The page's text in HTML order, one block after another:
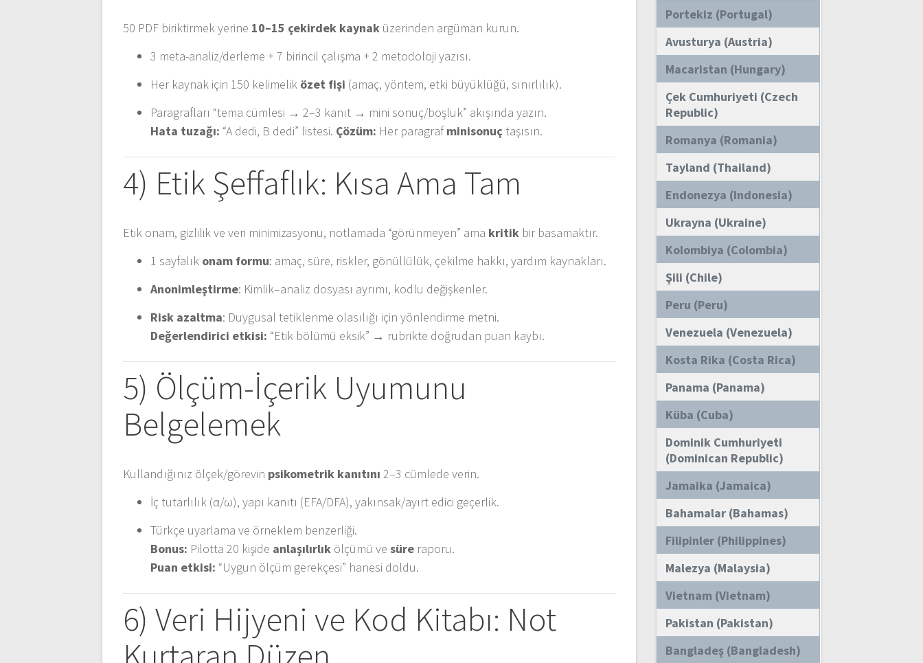
50 PDF biriktirmek yerine 10–15 çekirdek kaynak üzerinden argüman kurun.
3 meta-analiz/derleme + 7 birincil çalışma + 2 metodoloji yazısı.
Her kaynak için 150 kelimelik özet fişi (amaç, yöntem, etki büyüklüğü, sınırlılık).
Paragrafları “tema cümlesi → 2–3 kanıt → mini sonuç/boşluk” akışında yazın.
Hata tuzağı: “A dedi, B dedi” listesi. Çözüm: Her paragrafminisonuçtaşısın.
4) Etik Şeffaflık: Kısa Ama Tam
Etik onam, gizlilik ve veri minimizasyonu, notlamada “görünmeyen” ama kritik bir basamaktır.
1 sayfalık onam formu: amaç, süre, riskler, gönüllülük, çekilme hakkı, yardım kaynakları.
Anonimleştirme: Kimlik–analiz dosyası ayrımı, kodlu değişkenler.
Risk azaltma: Duygusal tetiklenme olasılığı için yönlendirme metni.
Değerlendirici etkisi: “Etik bölümü eksik” → rubrikte doğrudan puan kaybı.
5) Ölçüm-İçerik Uyumunu
Belgelemek
Kullandığınız ölçek/görevin psikometrik kanıtını 2–3 cümlede verin.
İç tutarlılık (α/ω), yapı kanıtı (EFA/DFA), yakınsak/ayırt edici geçerlik.
Türkçe uyarlama ve örneklem benzerliği.
Bonus: Pilotta 20 kişide anlaşılırlık ölçümü vesüre raporu.
Puan etkisi: “Uygun ölçüm gerekçesi” hanesi doldu.
6) Veri Hijyeni ve Kod Kitabı: Not
Portekiz (Portugal)
Avusturya (Austria)
Macaristan (Hungary)
Çek Cumhuriyeti (Czech
Republic)
Romanya (Romania)
Tayland (Thailand)
Endonezya (Indonesia)
Ukrayna (Ukraine)
Kolombiya (Colombia)
Şili (Chile)
Peru (Peru)
Venezuela (Venezuela)
Kosta Rika (Costa Rica)
Panama (Panama)
Küba (Cuba)
Dominik Cumhuriyeti
(Dominican Republic)
Jamaika (Jamaica)
Bahamalar (Bahamas)
Filipinler (Philippines)
Malezya (Malaysia)
Vietnam (Vietnam)
Pakistan (Pakistan)
Bangladeş (Bangladesh)